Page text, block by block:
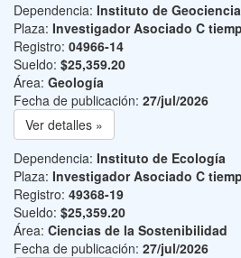
Dependencia: Instituto de
Plaza: Investigador Asociado C
Registro: 04966-14
Sueldo: $25,359.20
Área: Geología
Fecha de publicación: 27/jul/2026
Ver detalles »
Dependencia: Instituto de Ecología
Plaza: Investigador Asociado C
Registro: 49368-19
Sueldo: $25,359.20
Área: Ciencias de la Sostenibilidad
Fecha de publicación: 27/jul/2026